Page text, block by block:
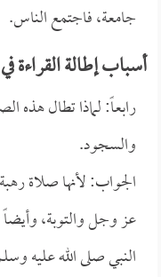
جامعة، فاجتمع الناس.
أسباب إطالة
رابعاً: لماذا تطال هذه
والسجود.
الجواب: لأنها صلاة
عز وجل والتوبة،
النبي صلى الله عليه